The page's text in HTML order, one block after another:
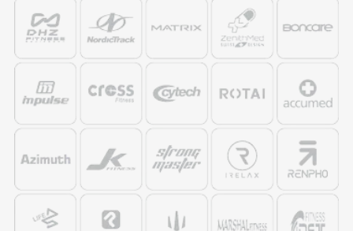
افراد ورزشکار حتی بیشتر از افراد عادی احتیاج به ماساژ دارند.
مرکز فروش ماساژور گردن
جالب است بدانید دسته بندی های دیگری نیز در زمینه ماساژور ها
وجود دارند که میتوانید در کنار این محصول و یا همزمان با آن
استفاده نمایید. به عنوان مثال
رسانی به این ناحیه بیشتر شده و به غیر از تاثیر بر رویش مو ها
فواید بسیار دیگری نیز دارد. به همین دلیل مورد توجه افراد بسیاری
قرار گرفته است.
شما می توانید تمام این محصولات را از کورش اسپرت با گارانتی